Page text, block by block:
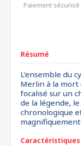
Paiement sécurisé
Résumé
L'ensemble du
Merlin à la mort
focalisé sur un
de la légende,
chronologique
Caractéristiques